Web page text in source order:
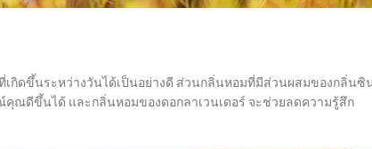
กิดขึ้นระหว่างวันได้เป็นอย่างดี ส่วนกลิ่นหอมที่มีส่วนผสมของกลิ่นซิ
ณดีขึ้นได้ และกลิ่นหอมของดอกลาเวนเดอร์ จะช่วยลดความรู้สึก